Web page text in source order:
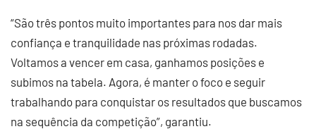
“São três pontos muito importantes para nos dar mais
confiança e tranquilidade nas próximas rodadas.
Voltamos a vencer em casa, ganhamos posições e
subimos na tabela. Agora, é manter o foco e seguir
trabalhando para conquistar os resultados que buscamos
na sequência da competição”, garantiu.